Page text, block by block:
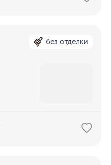
без отделки